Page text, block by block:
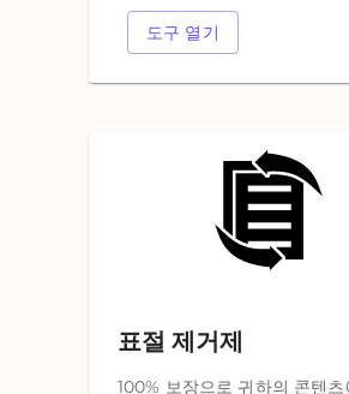
도구 열기
표절 제거제
100% 보장으로 귀하의 콘텐츠